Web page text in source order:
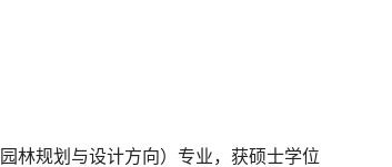
园林规划与设计方向）专业， 获硕士学位